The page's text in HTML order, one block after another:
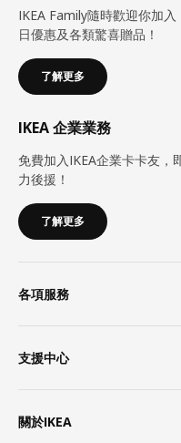
IKEA Family隨時歡迎你加
日優惠及各類驚喜贈品！
了解更多
IKEA 企業業務
免費加入IKEA企業卡卡友，
力後援！
了解更多
各項服務
支援中心
關於IKEA